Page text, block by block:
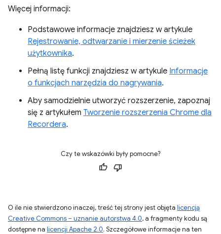
Więcej informacji:
Podstawowe informacje znajdziesz w artykule
Rejestrowanie, odtwarzanie i mierzenie ścieżek
użytkownika.
Pełną listę funkcji znajdziesz w artykule Informacje
o funkcjach narzędzia do nagrywania.
Aby samodzielnie utworzyć rozszerzenie, zapoznaj
się z artykułem Tworzenie rozszerzenia Chrome dla
Recordera.
Czy te wskazówki były pomocne?
O ile nie stwierdzono inaczej, treść tej strony jest objęta licencją
Creative Commons – uznanie autorstwa 4.0, a fragmenty kodu są
dostępne na licencji Apache 2.0. Szczegółowe informacje na ten